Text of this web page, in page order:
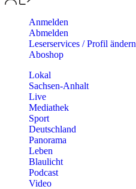
Anmelden
Abmelden
Leserservices / Profil ändern
Aboshop
Lokal
Sachsen-Anhalt
Live
Mediathek
Sport
Deutschland
Panorama
Leben
Blaulicht
Podcast
Video